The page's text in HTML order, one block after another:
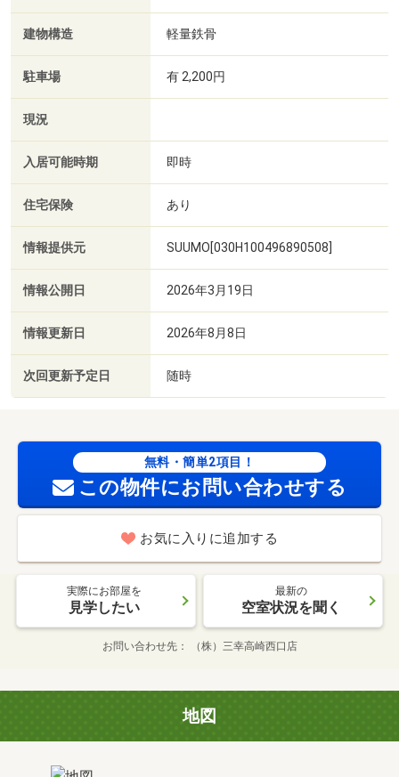
建物構造 軽量鉄骨
駐車場 有 2,200円
現況
入居可能時期 即時
住宅保険 あり
情報提供元 SUUMO[030H100496890508]
情報公開日 2026年3月19日
情報更新日 2026年8月8日
次回更新予定日 随時
無料・簡単2項目！
この物件にお問い合わせする
お気に入りに追加する
実際にお部屋を
見学したい
最新の
空室状況を聞く
お問い合わせ先 （株）三幸高崎西口店
地図